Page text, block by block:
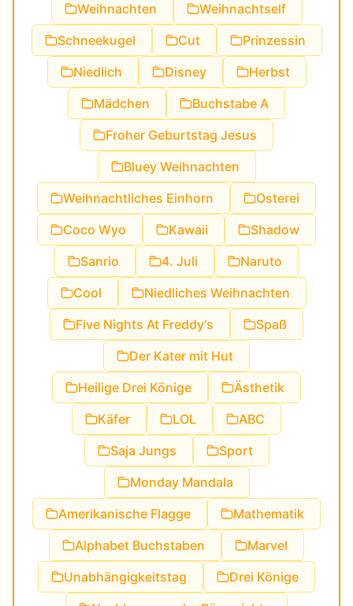
Weihnachten
Weihnachtself
Schneekugel
Cut
Prinzessin
Niedlich
Disney
Herbst
Mädchen
Buchstabe A
Froher Geburtstag Jesus
Bluey Weihnachten
Weihnachtliches Einhorn
Osterei
Coco Wyo
Kawaii
Shadow
Sanrio
4. Juli
Naruto
Cool
Niedliches Weihnachten
Five Nights At Freddy's
Spaß
Der Kater mit Hut
Heilige Drei Könige
Ästhetik
Käfer
LOL
ABC
Saja Jungs
Sport
Monday Mandala
Amerikanische Flagge
Mathematik
Alphabet Buchstaben
Marvel
Unabhängigkeitstag
Drei Könige